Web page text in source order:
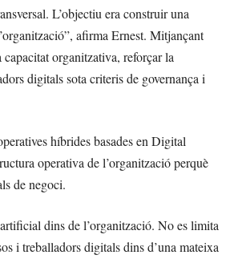
L’objectiu era construir una
afirma Ernest. Mitjançant
organitzativa, reforçar la
digitals sota criteris de governança i
híbrides basades en Digital
operativa de l’organització perquè
de negoci.
dins de l’organització. No es limita
i treballadors digitals dins d’una mateixa